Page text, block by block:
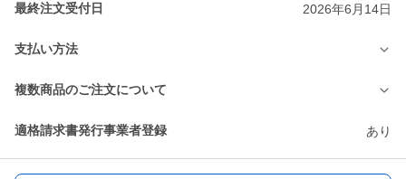
最終注文受付日 2026年6月14日
支払い方法
複数商品のご注文について
適格請求書発行事業者登録 あり